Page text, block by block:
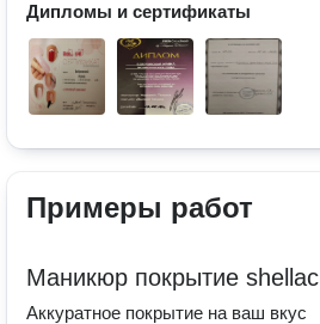
Дипломы и сертификаты
Примеры работ
Маникюр покрытие shellac
Аккуратное покрытие на ваш вкус